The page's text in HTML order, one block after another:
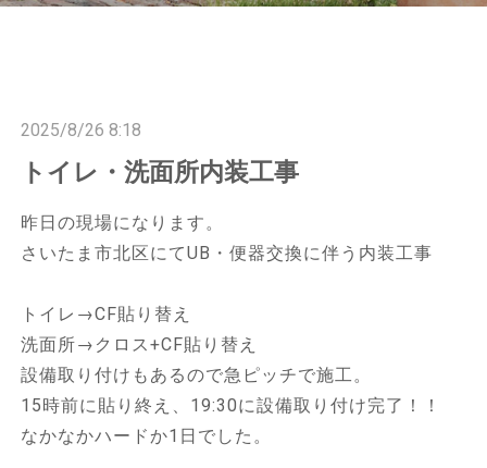
2025/8/26 8:18
トイレ・洗面所内装工事
昨日の現場になります。
さいたま市北区にてUB・便器交換に伴う内装工事
トイレ→CF貼り替え
洗面所→クロス+CF貼り替え
設備取り付けもあるので急ピッチで施工。
15時前に貼り終え、19:30に設備取り付け完了！！
なかなかハードか1日でした。